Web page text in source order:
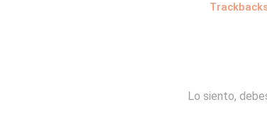
Lo siento,